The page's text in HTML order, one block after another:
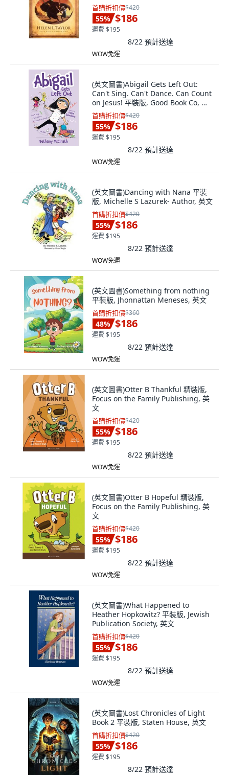
首購折扣價$420
55% $186
運費 $195
8/22 預計送達
WOW免運
(英文圖書)Abigail Gets Left Out:
Can't Sing. Can't Dance. Can Count
on Jesus! 平裝版, Good Book Co, 英
文
首購折扣價$420
55% $186
運費 $195
8/22 預計送達
WOW免運
(英文圖書)Dancing with Nana 平裝
版, Michelle S Lazurek- Author, 英文
首購折扣價$420
55% $186
運費 $195
8/22 預計送達
WOW免運
(英文圖書)Something from nothing
平裝版, Jhonnattan Meneses, 英文
首購折扣價$360
48% $186
運費 $195
8/22 預計送達
WOW免運
(英文圖書)Otter B Thankful 精裝版,
Focus on the Family Publishing, 英
文
首購折扣價$420
55% $186
運費 $195
8/22 預計送達
WOW免運
(英文圖書)Otter B Hopeful 精裝版,
Focus on the Family Publishing, 英
文
首購折扣價$420
55% $186
運費 $195
8/22 預計送達
WOW免運
(英文圖書)What Happened to
Heather Hopkowitz? 平裝版, Jewish
Publication Society, 英文
首購折扣價$420
55% $186
運費 $195
8/22 預計送達
WOW免運
(英文圖書)Lost Chronicles of Light
Book 2 平裝版, Staten House, 英文
首購折扣價$420
55% $186
運費 $195
8/22 預計送達